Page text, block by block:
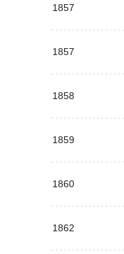
1857
1857
1858
1859
1860
1862